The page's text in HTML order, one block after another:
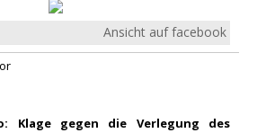
Ansicht auf facebook
Klage gegen die Verlegung des